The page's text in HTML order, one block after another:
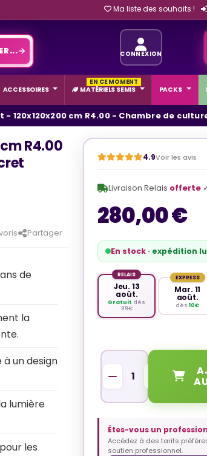
Ma liste des souhaits !
CONNEXION
ACCESSOIRES MATÉRIELS SEMIS
EN CE MOMENT
PACKS
- 120x120x200 cm R4.00 - Chambre de
R4.00
Partager
de
la
un design
lumière
les
4.9Voir les avis
280,00 €
En stock· expédition
RELAIS
Jeu. 13
août.
Gratuit dès
89€
EXPRESS
Mar. 11
août.
dès10€
Livraison Relais offerte
Êtes-vous un
Accédez à des tarifs
soutien professionnel.